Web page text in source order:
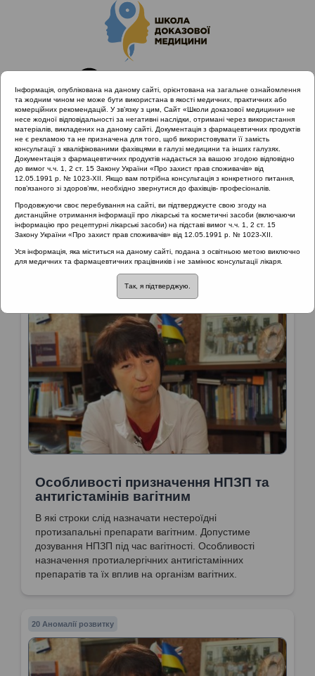
Головна Матеріали за МКХ-11
Матеріали за МКХ-11:: 10 Хвороби вуха та
соскоподібного відростка
Рубрика:
Рубрика:
04 Порушення імунної системи
Особливості призначення НПЗП та
антигістамінів вагітним
В які строки слід назначати нестероїдні
протизапальні препарати вагітним. Допустиме
дозування НПЗП під час вагітності. Особливості
назначення протиалергічних антигістамінних
препаратів та їх вплив на організм вагітних.
20 Аномалії розвитку
Інформація, опублікована на даному сайті, орієнтована на загальне ознайомлення
та жодним чином не може бути використана в якості медичних, практичних або
комерційних рекомендацій. У зв’язку з цим, Сайт «Школи доказової медицини» не
несе жодної відповідальності за негативні наслідки, отримані через використання
матеріалів, викладених на даному сайті. Документація з фармацевтичних продуктів
не є рекламою та не призначена для того, щоб використовувати її замість
консультації з кваліфікованими фахівцями в галузі медицини та інших галузях.
Документація з фармацевтичних продуктів надається за вашою згодою відповідно
до вимог ч.ч. 1, 2 ст. 15 Закону України «Про захист прав споживачів» від
12.05.1991 р. № 1023-XII. Якщо вам потрібна консультація з конкретного питання,
пов’язаного зі здоров’ям, необхідно звернутися до фахівців- професіоналів.
Продовжуючи своє перебування на сайті, ви підтверджуєте свою згоду на
дистанційне отримання інформації про лікарські та косметичні засоби (включаючи
інформацію про рецептурні лікарські засоби) на підставі вимог ч.ч. 1, 2 ст. 15
Закону України «Про захист прав споживачів» від 12.05.1991 р. № 1023-XII.
Уся інформація, яка міститься на даному сайті, подана з освітньою метою виключно
для медичних та фармацевтичних працівників і не замінює консультації лікаря.
Так, я підтверджую.